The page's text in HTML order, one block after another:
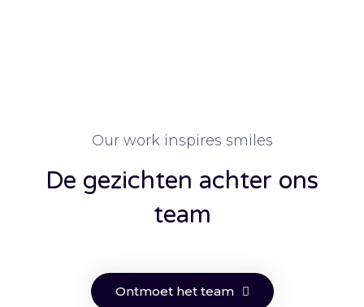
Our work inspires smiles
De gezichten achter ons
team
Ontmoet het team